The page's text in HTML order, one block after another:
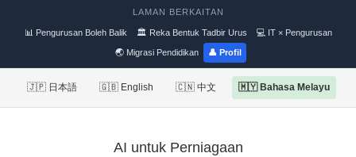
LAMAN BERKAITAN
📊 Pengurusan Boleh Balik 🏛 Reka Bentuk Tadbir Urus 💻 IT × Pengurusan
🌏 Migrasi Pendidikan 👤 Profil
🇯🇵 日本語 🇬🇧 English 🇨🇳 中文 🇲🇾 Bahasa Melayu
AI untuk Perniagaan